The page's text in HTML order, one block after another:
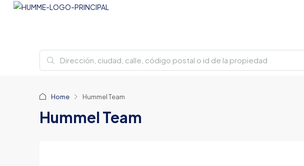
Home Hummel Team
Hummel Team